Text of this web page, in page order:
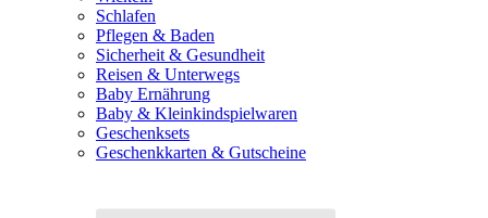
Schlafen
Pflegen & Baden
Sicherheit & Gesundheit
Reisen & Unterwegs
Baby Ernährung
Baby & Kleinkindspielwaren
Geschenksets
Geschenkkarten & Gutscheine